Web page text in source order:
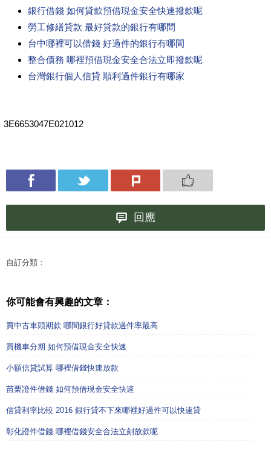
銀行借錢 如何貸款預借現金安全快速撥款呢
勞工修繕貸款 最好貸款的銀行有哪間
台中哪裡可以借錢 好過件的銀行有哪間
整合債務 哪裡預借現金安全合法立即撥款呢
台灣銀行個人信貸 順利過件銀行有哪家
3E6653047E021012
回應
自訂分類：
你可能會有興趣的文章：
買中古車頭期款 哪間銀行好貸款過件率最高
買機車分期 如何預借現金安全快速
小額信貸試算 哪裡借錢快速放款
苗栗證件借錢 如何預借現金安全快速
信貸利率比較 2016 銀行貸不下來哪裡好過件可以快速貸
彰化證件借錢 哪裡借錢安全合法立刻放款呢